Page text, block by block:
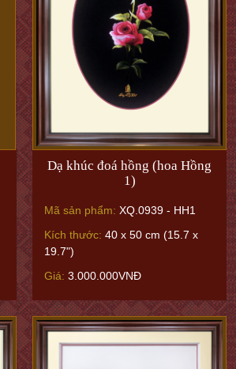
Dạ khúc đoá hồng (hoa Hồng
1)
Mã sản phẩm: XQ.0939 - HH1
Kích thước: 40 x 50 cm (15.7 x
19.7")
Giá: 3.000.000VNĐ